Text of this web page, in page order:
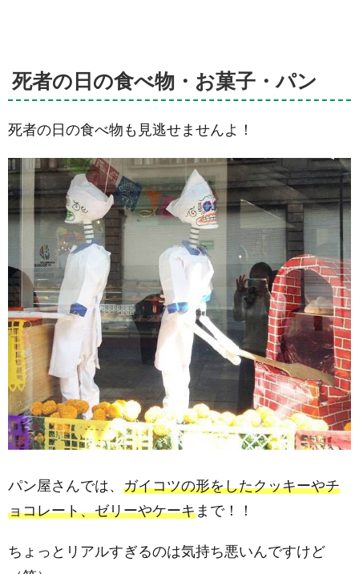
死者の日の食べ物・お菓子・パン
死者の日の食べ物も見逃せませんよ！
パン屋さんでは、 ガイコツの形をしたクッキーやチ
ョコレート、ゼリーやケーキまで！！
ちょっとリアルすぎるのは気持ち悪いんですけど